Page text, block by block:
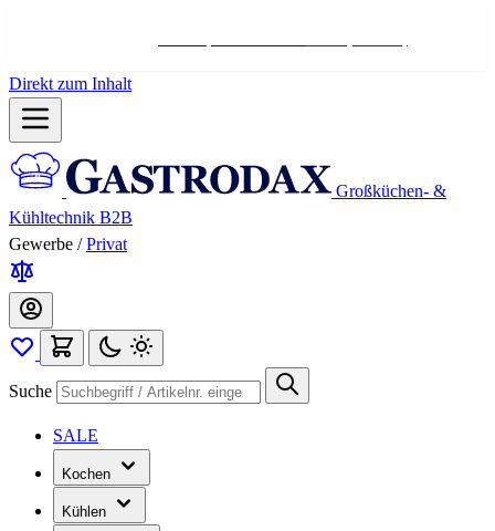
Direkt zum Inhalt
Großküchen- &
Kühltechnik B2B
Gewerbe / Privat
Suche
SALE
Kochen
Kühlen